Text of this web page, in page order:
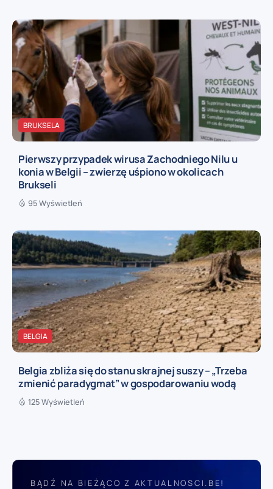
BRUKSELA
Pierwszy przypadek wirusa Zachodniego Nilu u
konia w Belgii – zwierzę uśpiono w okolicach
Brukseli
95 Wyświetleń
BELGIA
Belgia zbliża się do stanu skrajnej suszy – „Trzeba
zmienić paradygmat” w gospodarowaniu wodą
125 Wyświetleń
BĄDŹ NA BIEŻĄCO Z AKTUALNOSCI.BE!